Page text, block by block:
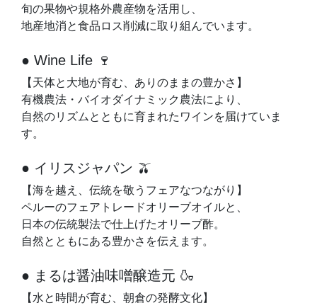
旬の果物や規格外農産物を活用し、
地産地消と食品ロス削減に取り組んでいます。
● Wine Life 🍷
【天体と大地が育む、ありのままの豊かさ】
有機農法・バイオダイナミック農法により、
自然のリズムとともに育まれたワインを届けていま
す。
● イリスジャパン 🫒
【海を越え、伝統を敬うフェアなつながり】
ペルーのフェアトレードオリーブオイルと、
日本の伝統製法で仕上げたオリーブ酢。
自然とともにある豊かさを伝えます。
● まるは醤油味噌醸造元 🍶
【水と時間が育む、朝倉の発酵文化】